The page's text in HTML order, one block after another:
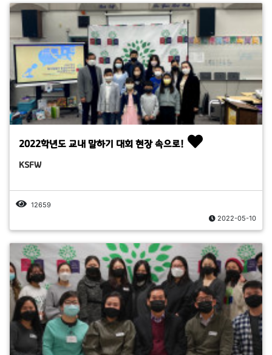
2022학년도 교내 말하기 대회 현장 속으로!
KSFW
12659
2022-05-10